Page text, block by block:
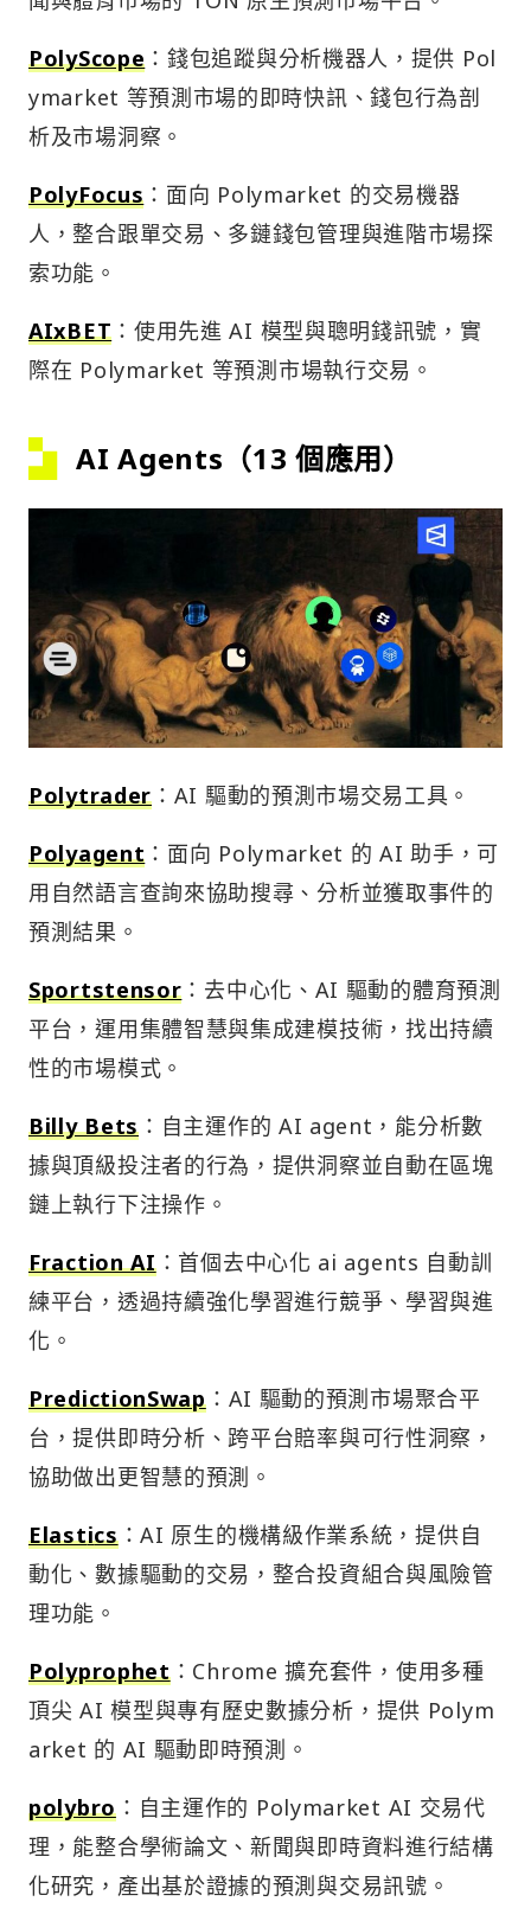
PolyScope ：錢包追蹤與分析機器人，提供 Pol
ymarket 等預測市場的即時快訊、錢包行為剖
析及市場洞察。
PolyFocus ：面向 Polymarket 的交易機器
人，整合跟單交易、多鏈錢包管理與進階市場探
索功能。
AIxBET ：使用先進 AI 模型與聰明錢訊號，實
際在 Polymarket 等預測市場執行交易。
AI Agents（13 個應用）
Polytrader ：AI 驅動的預測市場交易工具。
Polyagent ：面向 Polymarket 的 AI 助手，可
用自然語言查詢來協助搜尋、分析並獲取事件的
預測結果。
Sportstensor ：去中心化、AI 驅動的體育預測
平台，運用集體智慧與集成建模技術，找出持續
性的市場模式。
Billy Bets ：自主運作的 AI agent，能分析數
據與頂級投注者的行為，提供洞察並自動在區塊
鏈上執行下注操作。
Fraction AI：首個去中心化 ai agents 自動訓
練平台，透過持續強化學習進行競爭、學習與進
化。
PredictionSwap：AI 驅動的預測市場聚合平
台，提供即時分析、跨平台賠率與可行性洞察，
協助做出更智慧的預測。
Elastics：AI 原生的機構級作業系統，提供自
動化、數據驅動的交易，整合投資組合與風險管
理功能。
Polyprophet：Chrome 擴充套件，使用多種
頂尖 AI 模型與專有歷史數據分析，提供 Polym
arket 的 AI 驅動即時預測。
polybro：自主運作的 Polymarket AI 交易代
理，能整合學術論文、新聞與即時資料進行結構
化研究，產出基於證據的預測與交易訊號。